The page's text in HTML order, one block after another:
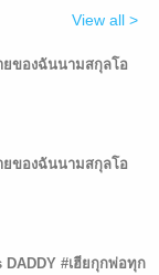
View all >
ยของฉันนามสกุลโอ
ยของฉันนามสกุลโอ
DADDY #เฮียกุกพ่อทุก